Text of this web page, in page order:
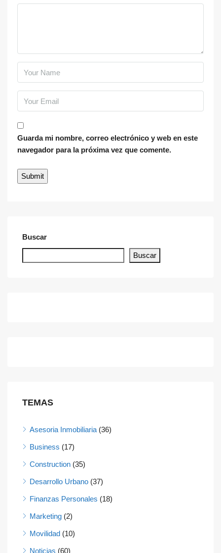
Guarda mi nombre, correo electrónico y web en este
navegador para la próxima vez que comente.
Buscar
Buscar
TEMAS
Asesoria Inmobiliaria (36)
Business (17)
Construction (35)
Desarrollo Urbano (37)
Finanzas Personales (18)
Marketing (2)
Movilidad (10)
Noticias (60)